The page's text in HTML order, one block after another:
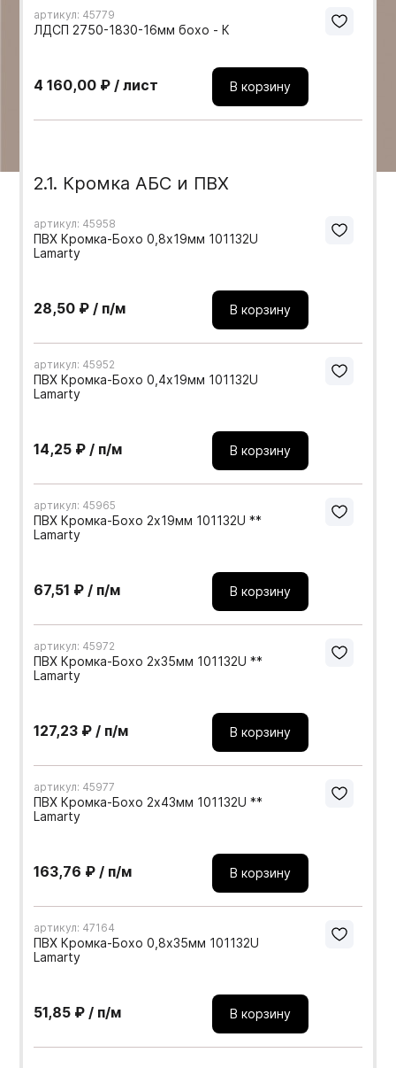
Мебельные образцы, каталоги
артикул: 45779
ЛДСП 2750-1830-16мм бохо - К
4 160,00 ₽ / лист В корзину
2.1. Кромка АБС и ПВХ
артикул: 45958
ПВХ Кромка-Бохо 0,8х19мм 101132U
Lamarty
28,50 ₽ / п/м В корзину
артикул: 45952
ПВХ Кромка-Бохо 0,4х19мм 101132U
Lamarty
14,25 ₽ / п/м В корзину
артикул: 45965
ПВХ Кромка-Бохо 2х19мм 101132U **
Lamarty
67,51 ₽ / п/м В корзину
артикул: 45972
ПВХ Кромка-Бохо 2х35мм 101132U **
Lamarty
127,23 ₽ / п/м В корзину
артикул: 45977
ПВХ Кромка-Бохо 2х43мм 101132U **
Lamarty
163,76 ₽ / п/м В корзину
артикул: 47164
ПВХ Кромка-Бохо 0,8х35мм 101132U
Lamarty
51,85 ₽ / п/м В корзину